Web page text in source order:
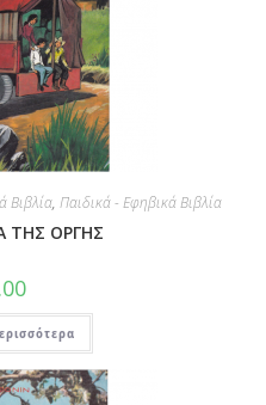
Βιβλία, Παιδικά - Εφηβικά Βιβλία
ΤΗΣ ΟΡΓΗΣ